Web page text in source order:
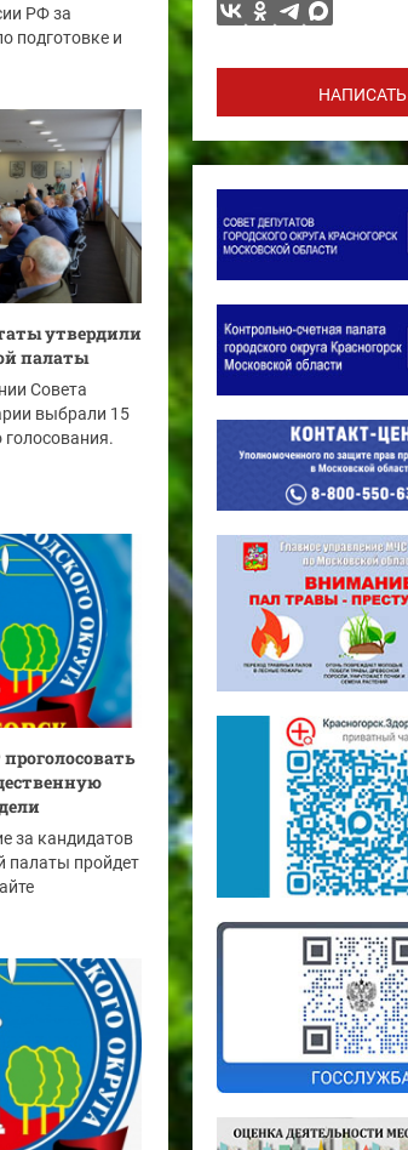
РФ за
подготовке и
утвердили
палаты
Совета
выбрали 15
голосования.
за кандидатов
палаты пройдет
НАПИСАТЬ